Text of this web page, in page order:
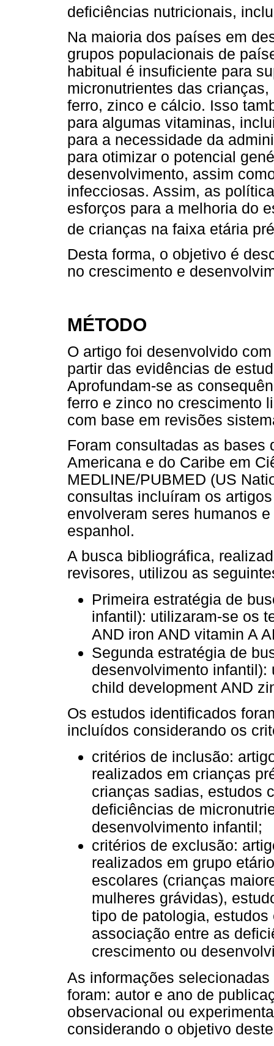
deficiências nutricionais,
Na maioria dos países em
grupos populacionais de
habitual é insuficiente para
micronutrientes das
ferro, zinco e cálcio. Isso
para algumas vitaminas,
para a necessidade da
para otimizar o potencial
desenvolvimento, assim
infecciosas. Assim, as
esforços para a melhoria do
de crianças na faixa etária
Desta forma, o objetivo é
no crescimento e
MÉTODO
O artigo foi desenvolvido
partir das evidências de
Aprofundam-se as
ferro e zinco no crescimento
com base em revisões
Foram consultadas as bases
Americana e do Caribe em
MEDLINE/PUBMED (US
consultas incluíram os
envolveram seres humanos
espanhol.
A busca bibliográfica,
revisores, utilizou as
Primeira estratégia de
infantil): utilizaram-se os
AND iron AND vitamin A
Segunda estratégia de
desenvolvimento
child development AND
Os estudos identificados
incluídos considerando os
critérios de inclusão:
realizados em crianças
crianças sadias, estudos
deficiências de
desenvolvimento infantil;
critérios de exclusão:
realizados em grupo
escolares (crianças
mulheres grávidas),
tipo de patologia,
associação entre as
crescimento ou
As informações
foram: autor e ano de
observacional ou
considerando o objetivo